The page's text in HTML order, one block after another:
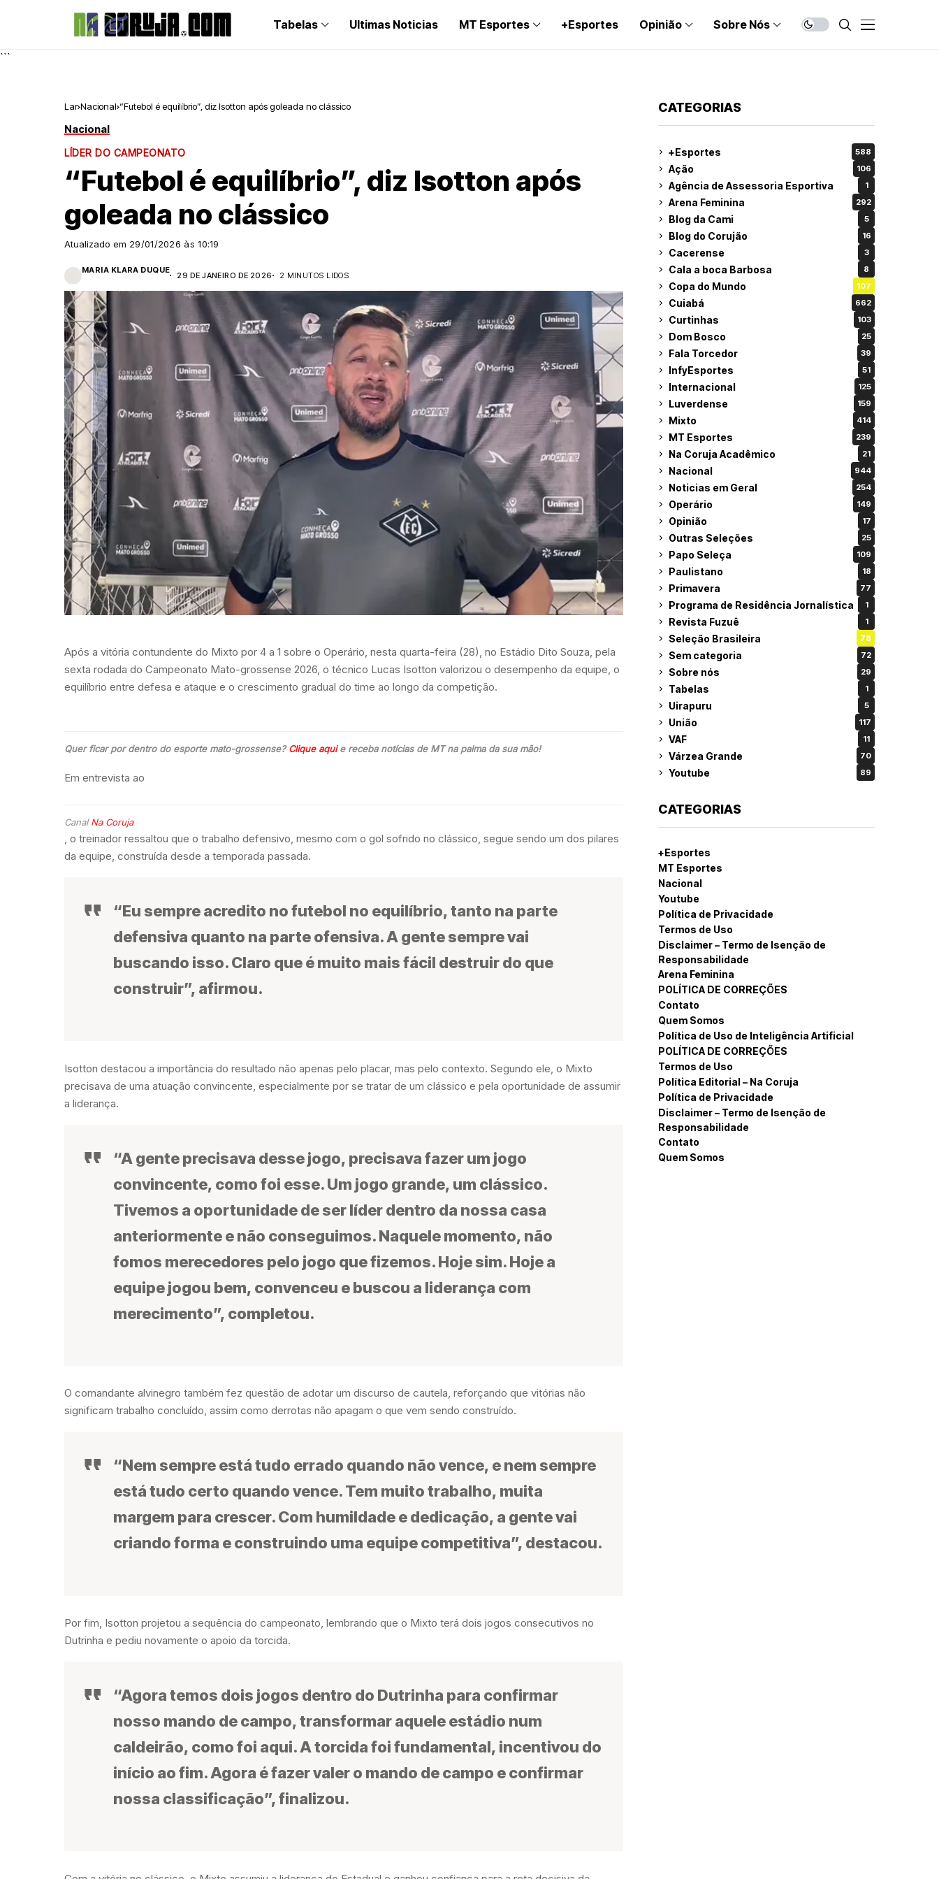
Tabelas Ultimas Noticias MT Esportes +Esportes Opinião Sobre Nós
```
Lar Nacional “Futebol é equilíbrio”, diz Isotton após goleada no clássico
Nacional
LÍDER DO CAMPEONATO
“Futebol é equilíbrio”, diz Isotton após
goleada no clássico
Atualizado em 29/01/2026 às 10:19
MARIA KLARA DUQUE
29 DE JANEIRO DE 2026 2 MINUTOS LIDOS
Após a vitória contundente do Mixto por 4 a 1 sobre o Operário, nesta quarta-feira (28), no Estádio Dito Souza, pela
sexta rodada do Campeonato Mato-grossense 2026, o técnico Lucas Isotton valorizou o desempenho da equipe, o
equilíbrio entre defesa e ataque e o crescimento gradual do time ao longo da competição.
Quer ficar por dentro do esporte mato-grossense?Clique aquie receba notícias de MT na palma da sua mão!
Em entrevista ao
CanalNa Coruja
, o treinador ressaltou que o trabalho defensivo, mesmo com o gol sofrido no clássico, segue sendo um dos pilares
da equipe, construída desde a temporada passada.
“Eu sempre acredito no futebol no equilíbrio, tanto na parte
defensiva quanto na parte ofensiva. A gente sempre vai
buscando isso. Claro que é muito mais fácil destruir do que
construir”, afirmou.
Isotton destacou a importância do resultado não apenas pelo placar, mas pelo contexto. Segundo ele, o Mixto
precisava de uma atuação convincente, especialmente por se tratar de um clássico e pela oportunidade de assumir
a liderança.
“A gente precisava desse jogo, precisava fazer um jogo
convincente, como foi esse. Um jogo grande, um clássico.
Tivemos a oportunidade de ser líder dentro da nossa casa
anteriormente e não conseguimos. Naquele momento, não
fomos merecedores pelo jogo que fizemos. Hoje sim. Hoje a
equipe jogou bem, convenceu e buscou a liderança com
merecimento”, completou.
O comandante alvinegro também fez questão de adotar um discurso de cautela, reforçando que vitórias não
significam trabalho concluído, assim como derrotas não apagam o que vem sendo construído.
“Nem sempre está tudo errado quando não vence, e nem sempre
está tudo certo quando vence. Tem muito trabalho, muita
margem para crescer. Com humildade e dedicação, a gente vai
criando forma e construindo uma equipe competitiva”, destacou.
Por fim, Isotton projetou a sequência do campeonato, lembrando que o Mixto terá dois jogos consecutivos no
Dutrinha e pediu novamente o apoio da torcida.
“Agora temos dois jogos dentro do Dutrinha para confirmar
nosso mando de campo, transformar aquele estádio num
caldeirão, como foi aqui. A torcida foi fundamental, incentivou do
início ao fim. Agora é fazer valer o mando de campo e confirmar
nossa classificação”, finalizou.
CATEGORIAS
+Esportes 588
Ação 106
Agência de Assessoria Esportiva 1
Arena Feminina 292
Blog da Cami 5
Blog do Corujão 16
Cacerense 3
Cala a boca Barbosa 8
Copa do Mundo 107
Cuiabá 662
Curtinhas 103
Dom Bosco 25
Fala Torcedor 39
InfyEsportes 51
Internacional 125
Luverdense 159
Mixto 414
MT Esportes 239
Na Coruja Acadêmico 21
Nacional 944
Noticias em Geral 254
Operário 149
Opinião 17
Outras Seleções 25
Papo Seleça 109
Paulistano 18
Primavera 77
Programa de Residência Jornalística 1
Revista Fuzuê 1
Seleção Brasileira 78
Sem categoria 72
Sobre nós 29
Tabelas 1
Uirapuru 5
União 117
VAF 11
Várzea Grande 70
Youtube 89
CATEGORIAS
+Esportes
MT Esportes
Nacional
Youtube
Política de Privacidade
Termos de Uso
Disclaimer – Termo de Isenção de
Responsabilidade
Arena Feminina
POLÍTICA DE CORREÇÕES
Contato
Quem Somos
Política de Uso de Inteligência Artificial
POLÍTICA DE CORREÇÕES
Termos de Uso
Política Editorial – Na Coruja
Política de Privacidade
Disclaimer – Termo de Isenção de
Responsabilidade
Contato
Quem Somos